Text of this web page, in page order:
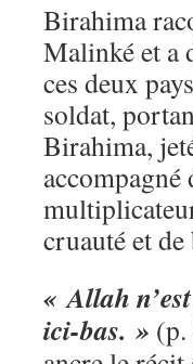
Birahima
Malinké et a
ces deux
soldat,
Birahima,
cruauté et
« Allah
ici-bas. » (p.